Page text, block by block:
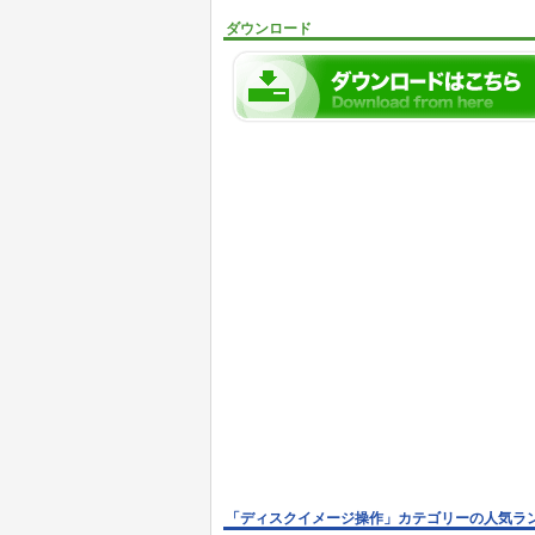
ダウンロード
「ディスクイメージ操作」カテゴリーの人気ラ